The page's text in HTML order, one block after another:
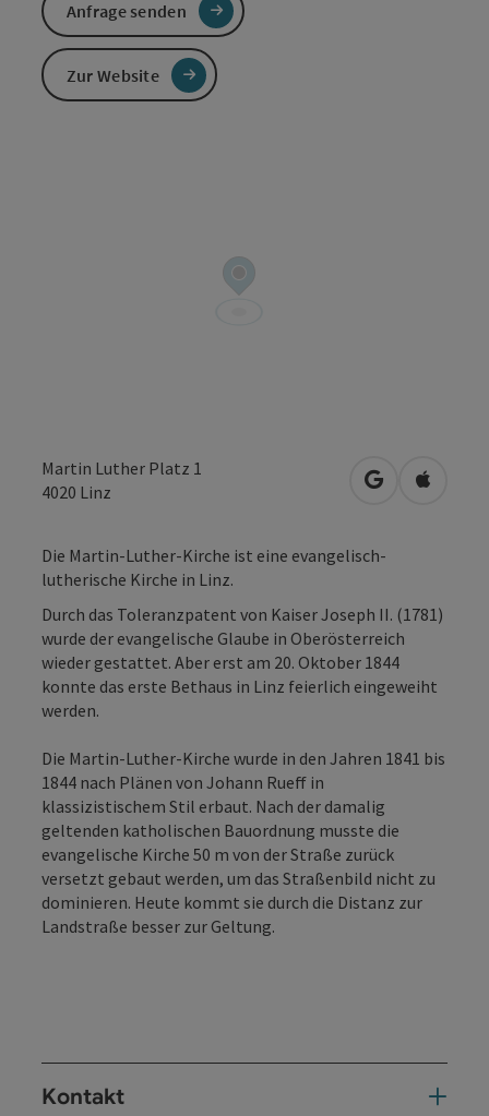
Martin Luther Platz 1
4020 Linz in Google
in
Die Martin-Luther-Kirche ist eine evangelisch-
lutherische Kirche in Linz.
Durch das Toleranzpatent von Kaiser Joseph II. (1781)
wurde der evangelische Glaube in Oberösterreich
wieder gestattet. Aber erst am 20. Oktober 1844
konnte das erste Bethaus in Linz feierlich eingeweiht
werden.
Die Martin-Luther-Kirche wurde in den Jahren 1841 bis
1844 nach Plänen von Johann Rueff in
klassizistischem Stil erbaut. Nach der damalig
geltenden katholischen Bauordnung musste die
evangelische Kirche 50 m von der Straße zurück
versetzt gebaut werden, um das Straßenbild nicht zu
dominieren. Heute kommt sie durch die Distanz zur
Landstraße besser zur Geltung.
Kontakt
Anfrage senden
Zur Website